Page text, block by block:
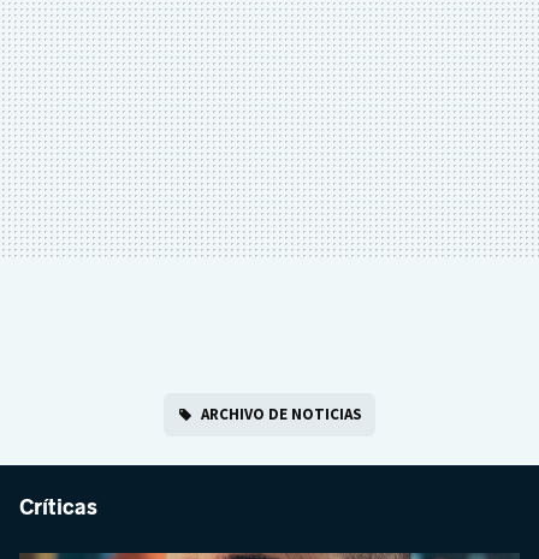
ARCHIVO DE NOTICIAS
Críticas